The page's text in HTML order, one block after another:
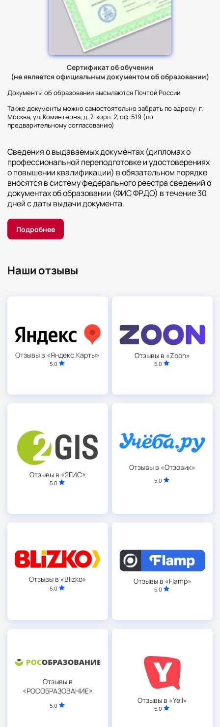
Сертификат об обучении
(не является официальным документом об образовании)
Документы об образовании высылаются Почтой России
Также документы можно самостоятельно забрать по адресу: г.
Москва, ул. Коминтерна, д. 7, корп. 2, оф. 519 (по
предварительному согласованию)
Сведения о выдаваемых документах (дипломах о
профессиональной переподготовке и удостоверениях
о повышении квалификации) в обязательном порядке
вносятся в систему федерального реестра сведений о
документах об образовании (ФИС ФРДО) в течение 30
дней с даты выдачи документа.
Подробнее
Наши отзывы
Отзывы в «Яндекс.Карты»
5.0
Отзывы в «Zoon»
5.0
Отзывы в «2ГИС»
5.0
Отзывы в «Отзовик»
5.0
Отзывы в «Blizko»
5.0
Отзывы в «Flamp»
5.0
Отзывы в
«РОСОБРАЗОВАНИЕ»
5.0
Отзывы в «Yell»
5.0